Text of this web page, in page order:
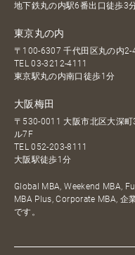
地下鉄丸の内駅6番出口徒歩3
東京丸の内
〒100-6307 千代田区丸の内2-
TEL03-3212-4111
東京駅丸の内南口徒歩1分
大阪梅田
〒530-0011 大阪市北区大深
ル7F
TEL052-203-8111
大阪駅徒歩1分
Global MBA, Weekend MBA,
MBA Plus, Corporate MBA, 企
です。